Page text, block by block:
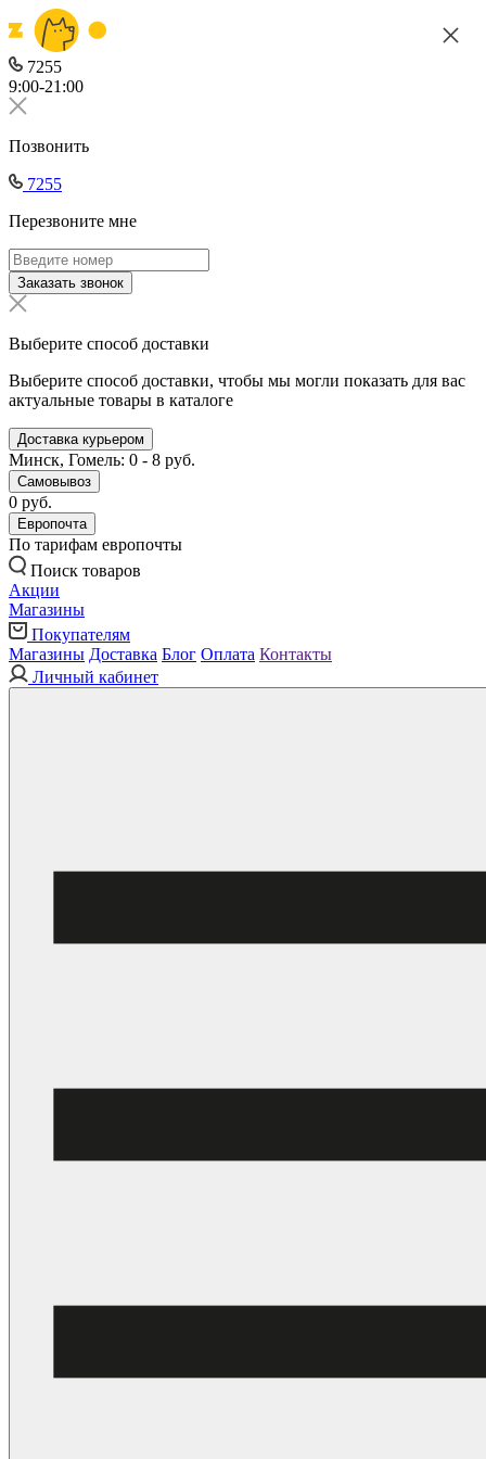
7255
9:00-21:00
Позвонить
7255
Перезвоните мне
Заказать звонок
Выберите способ доставки
Выберите способ доставки, чтобы мы могли показать для вас
актуальные товары в каталоге
Доставка курьером
Минск, Гомель: 0 - 8 руб.
Самовывоз
0 руб.
Европочта
По тарифам европочты
Поиск товаров
Акции
Магазины
Покупателям
Магазины Доставка Блог Оплата Контакты
Личный кабинет